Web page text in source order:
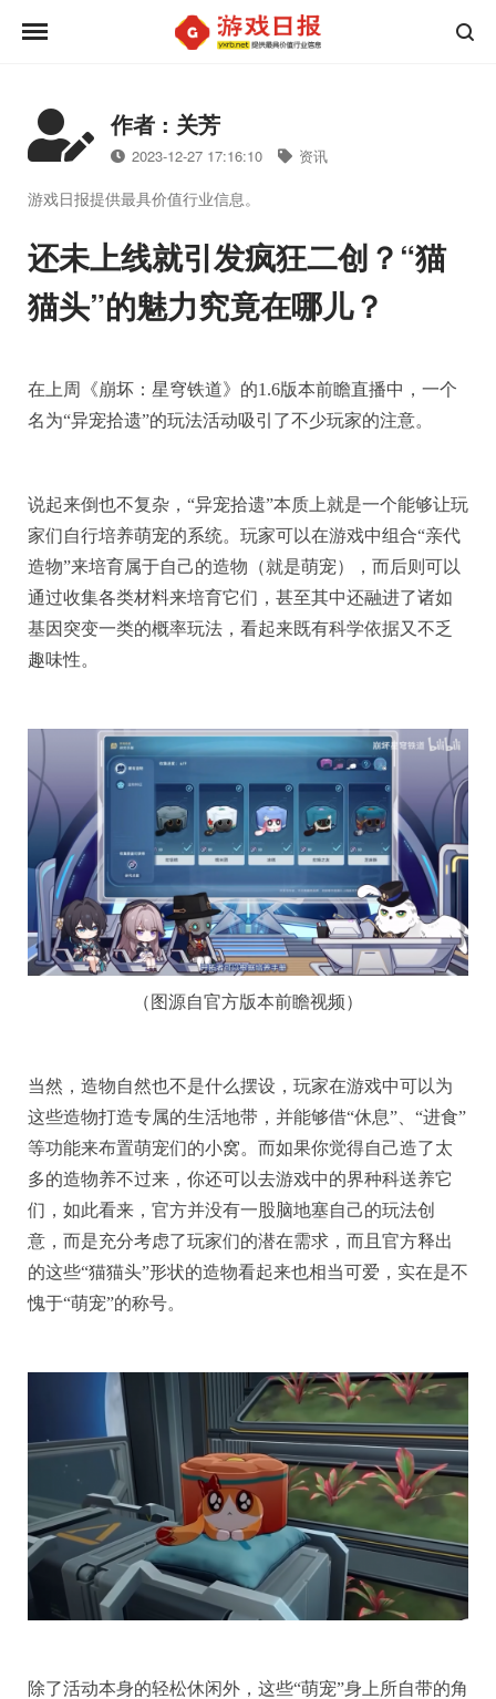
作者 : 关芳
2023-12-27 17:16:10 资讯
游戏日报提供最具价值行业信息。
还未上线就引发疯狂二创？“猫
猫头”的魅力究竟在哪儿？
在上周《崩坏：星穹铁道》的1.6版本前瞻直播中，一个
名为“异宠拾遗”的玩法活动吸引了不少玩家的注意。
说起来倒也不复杂，“异宠拾遗”本质上就是一个能够让玩
家们自行培养萌宠的系统。玩家可以在游戏中组合“亲代
造物”来培育属于自己的造物（就是萌宠），而后则可以
通过收集各类材料来培育它们，甚至其中还融进了诸如
基因突变一类的概率玩法，看起来既有科学依据又不乏
趣味性。
（图源自官方版本前瞻视频）
当然，造物自然也不是什么摆设，玩家在游戏中可以为
这些造物打造专属的生活地带，并能够借“休息”、“进食”
等功能来布置萌宠们的小窝。而如果你觉得自己造了太
多的造物养不过来，你还可以去游戏中的界种科送养它
们，如此看来，官方并没有一股脑地塞自己的玩法创
意，而是充分考虑了玩家们的潜在需求，而且官方释出
的这些“猫猫头”形状的造物看起来也相当可爱，实在是不
愧于“萌宠”的称号。
除了活动本身的轻松休闲外，这些“萌宠”身上所自带的角